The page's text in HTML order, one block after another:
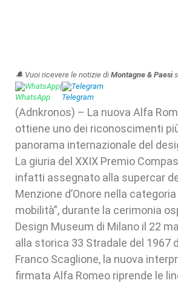
🔔 Vuoi ricevere le notizie di Montagne & Paesi
WhatsApp| Telegram
(Adnkronos) – La nuova Alfa
ottiene uno dei riconoscimenti
panorama internazionale del
La giuria del XXIX Premio
infatti assegnato alla supercar
Menzione d’Onore nella
mobilità”, durante la cerimonia
Design Museum di Milano il 22
alla storica 33 Stradale del 1967
Franco Scaglione, la nuova
firmata Alfa Romeo riprende le